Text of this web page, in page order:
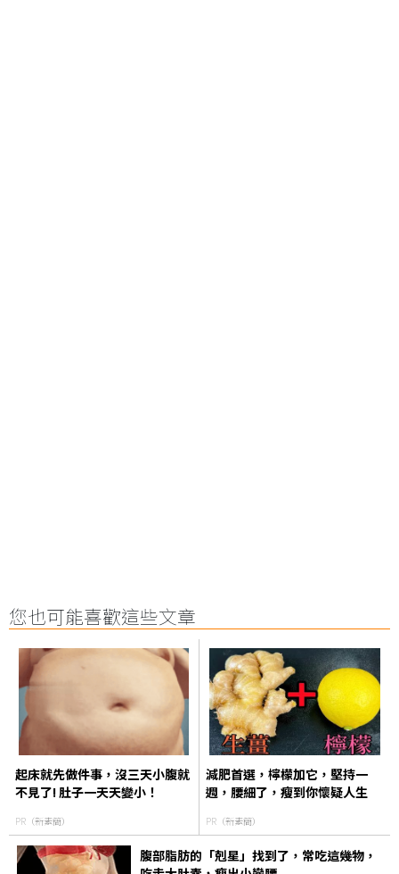
您也可能喜歡這些文章
起床就先做件事，沒三天小腹就
不見了! 肚子一天天變小！
PR（新素簡）
減肥首選，檸檬加它，堅持一
週，腰細了，瘦到你懷疑人生
PR（新素簡）
腹部脂肪的「剋星」找到了，常吃這幾物，